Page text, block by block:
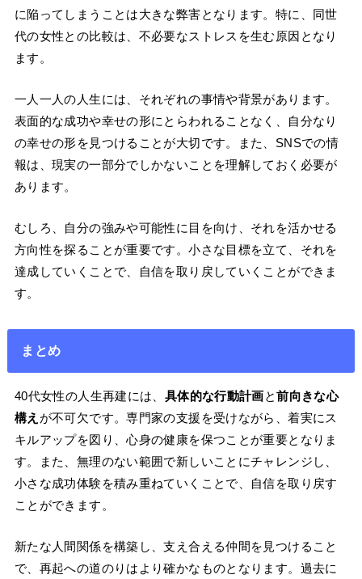
に陥ってしまうことは大きな弊害となります。特に、同世
代の女性との比較は、不必要なストレスを生む原因となり
ます。
一人一人の人生には、それぞれの事情や背景があります。
表面的な成功や幸せの形にとらわれることなく、自分なり
の幸せの形を見つけることが大切です。また、SNSでの情
報は、現実の一部分でしかないことを理解しておく必要が
あります。
むしろ、自分の強みや可能性に目を向け、それを活かせる
方向性を探ることが重要です。小さな目標を立て、それを
達成していくことで、自信を取り戻していくことができま
す。
まとめ
40代女性の人生再建には、 具体的な行動計画と前向きな心
構え が不可欠です。専門家の支援を受けながら、着実にス
キルアップを図り、心身の健康を保つことが重要となりま
す。また、無理のない範囲で新しいことにチャレンジし、
小さな成功体験を積み重ねていくことで、自信を取り戻す
ことができます。
新たな人間関係を構築し、支え合える仲間を見つけること
で、再起への道のりはより確かなものとなります。過去に